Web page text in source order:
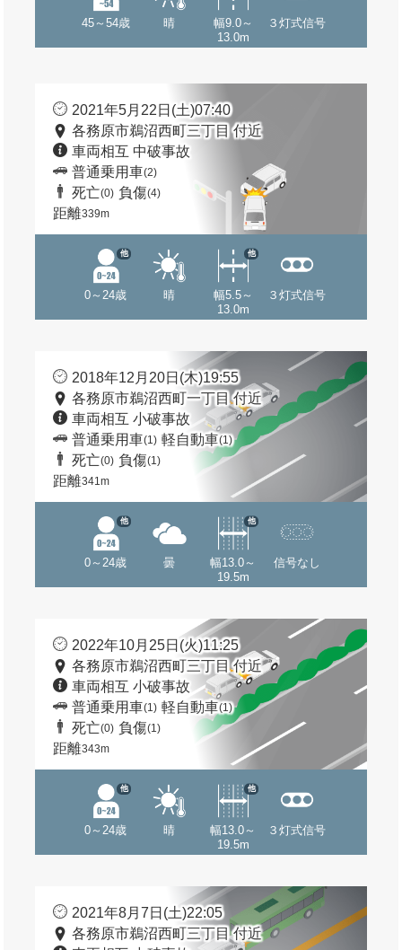
45～54歳 晴
幅9.0～
13.0m
３灯式信号
2021年5月22日(土)07:40
各務原市鵜沼西町三丁目 付近
車両相互 中破事故
普通乗用車(2)
死亡(0) 負傷(4)
距離339m
0～24歳
他
晴
幅5.5～
13.0m
他
３灯式信号
2018年12月20日(木)19:55
各務原市鵜沼西町一丁目 付近
車両相互 小破事故
普通乗用車(1) 軽自動車(1)
死亡(0) 負傷(1)
距離341m
0～24歳
他
曇
幅13.0～
19.5m
他
信号なし
2022年10月25日(火)11:25
各務原市鵜沼西町三丁目 付近
車両相互 小破事故
普通乗用車(1) 軽自動車(1)
死亡(0) 負傷(1)
距離343m
0～24歳
他
晴
幅13.0～
19.5m
他
３灯式信号
2021年8月7日(土)22:05
各務原市鵜沼西町三丁目 付近